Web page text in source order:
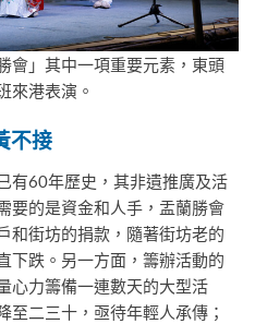
會」其中一項重要元素，東頭
來港表演。
不接
有60年歷史，其非遺推廣及活
要的是資金和人手，盂蘭勝會
和街坊的捐款，隨著街坊老的
下跌。另一方面，籌辦活動的
心力籌備一連數天的大型活
至二三十，亟待年輕人承傳；